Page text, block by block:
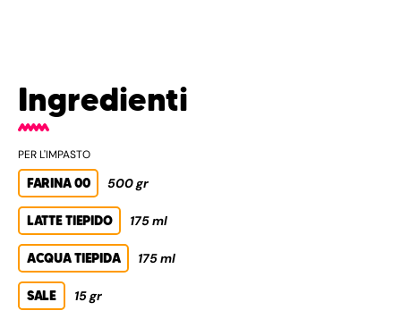
Ingredienti
PER L'IMPASTO
FARINA 00 500 gr
LATTE TIEPIDO 175 ml
ACQUA TIEPIDA 175 ml
SALE 15 gr